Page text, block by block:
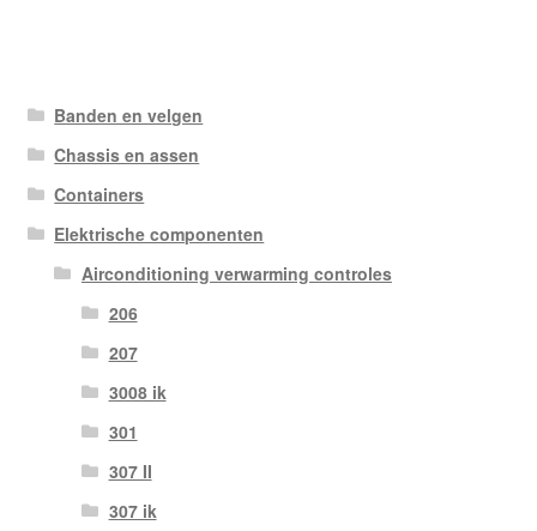
Banden en velgen
Chassis en assen
Containers
Elektrische componenten
Airconditioning verwarming controles
206
207
3008 ik
301
307 II
307 ik